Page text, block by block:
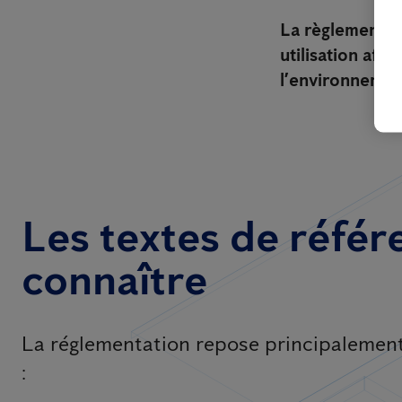
La
utilisation afin
Les textes de
connaître
La réglementation repose
: